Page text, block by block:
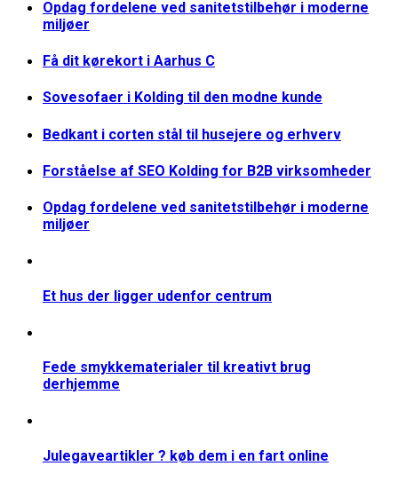
Opdag fordelene ved sanitetstilbehør i moderne
miljøer
Få dit kørekort i Aarhus C
Sovesofaer i Kolding til den modne kunde
Bedkant i corten stål til husejere og erhverv
Forståelse af SEO Kolding for B2B virksomheder
Opdag fordelene ved sanitetstilbehør i moderne
miljøer
Et hus der ligger udenfor centrum
Fede smykkematerialer til kreativt brug
derhjemme
Julegaveartikler ? køb dem i en fart online